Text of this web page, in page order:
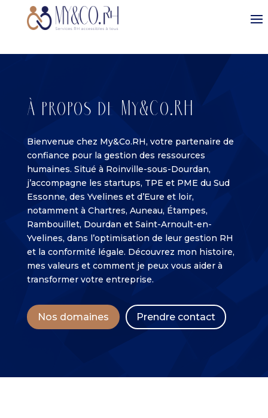
À propos de My&Co.RH
Bienvenue chez My&Co.RH, votre partenaire de
confiance pour la gestion des ressources
humaines. Situé à Roinville-sous-Dourdan,
j’accompagne les startups, TPE et PME du Sud
Essonne, des Yvelines et d’Eure et loir,
notamment à Chartres, Auneau, Étampes,
Rambouillet, Dourdan et Saint-Arnoult-en-
Yvelines, dans l’optimisation de leur gestion RH
et la conformité légale. Découvrez mon histoire,
mes valeurs et comment je peux vous aider à
transformer votre entreprise.
Nos domaines Prendre contact